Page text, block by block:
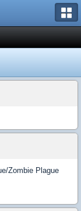
Zombie Plague